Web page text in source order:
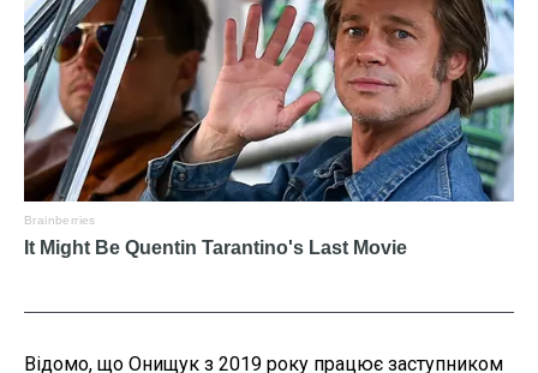
Відомо, що Онищук з 2019 року працює заступником